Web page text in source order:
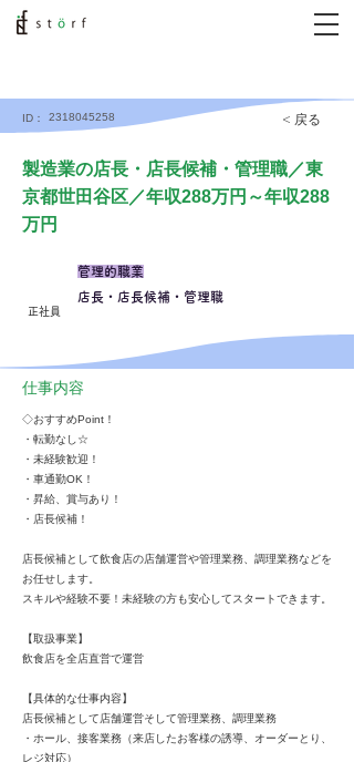
ID： 2318045258 < 戻る
製造業の店長・店長候補・管理職／東
京都世田谷区／年収288万円～年収288
万円
正社員
管理的職業
店長・店長候補・管理職
仕事内容
◇おすすめPoint！
・転勤なし☆
・未経験歓迎！
・車通勤OK！
・昇給、賞与あり！
・店長候補！
店長候補として飲食店の店舗運営や管理業務、調理業務などを
お任せします。
スキルや経験不要！未経験の方も安心してスタートできます。
【取扱事業】
飲食店を全店直営で運営
【具体的な仕事内容】
店長候補として店舗運営そして管理業務、調理業務
・ホール、接客業務（来店したお客様の誘導、オーダーとり、
レジ対応）